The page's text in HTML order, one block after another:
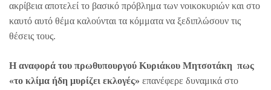
ακρίβεια αποτελεί το βασικό πρόβλημα των νοικοκυριών και στο
καυτό αυτό θέμα καλούνται τα κόμματα να ξεδιπλώσουν τις
θέσεις τους.
Η αναφορά του πρωθυπουργού Κυριάκου Μητσοτάκη πως
«το κλίμα ήδη μυρίζει εκλογές» επανέφερε δυναμικά στο